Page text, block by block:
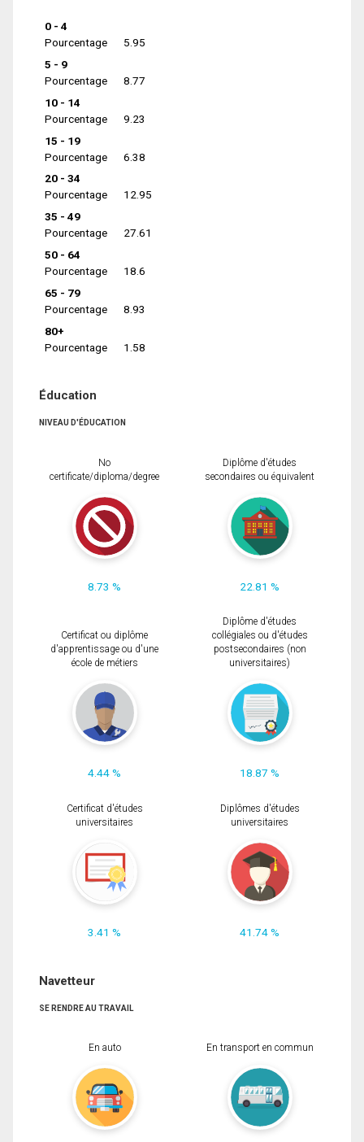
0 - 4
Pourcentage
5.95
5 - 9
Pourcentage
8.77
10 - 14
Pourcentage
9.23
15 - 19
Pourcentage
6.38
20 - 34
Pourcentage
12.95
35 - 49
Pourcentage
27.61
50 - 64
Pourcentage
18.6
65 - 79
Pourcentage
8.93
80+
Pourcentage
1.58
Éducation
NIVEAU D'ÉDUCATION
No
certificate/diploma/degree
8.73 %
Diplôme d'études
secondaires ou équivalent
22.81 %
Certificat ou diplôme
d'apprentissage ou d'une
école de métiers
4.44 %
Diplôme d'études
collégiales ou d'études
postsecondaires (non
universitaires)
18.87 %
Certificat d'études
universitaires
3.41 %
Diplômes d'études
universitaires
41.74 %
Navetteur
SE RENDRE AU TRAVAIL
En auto En transport en commun